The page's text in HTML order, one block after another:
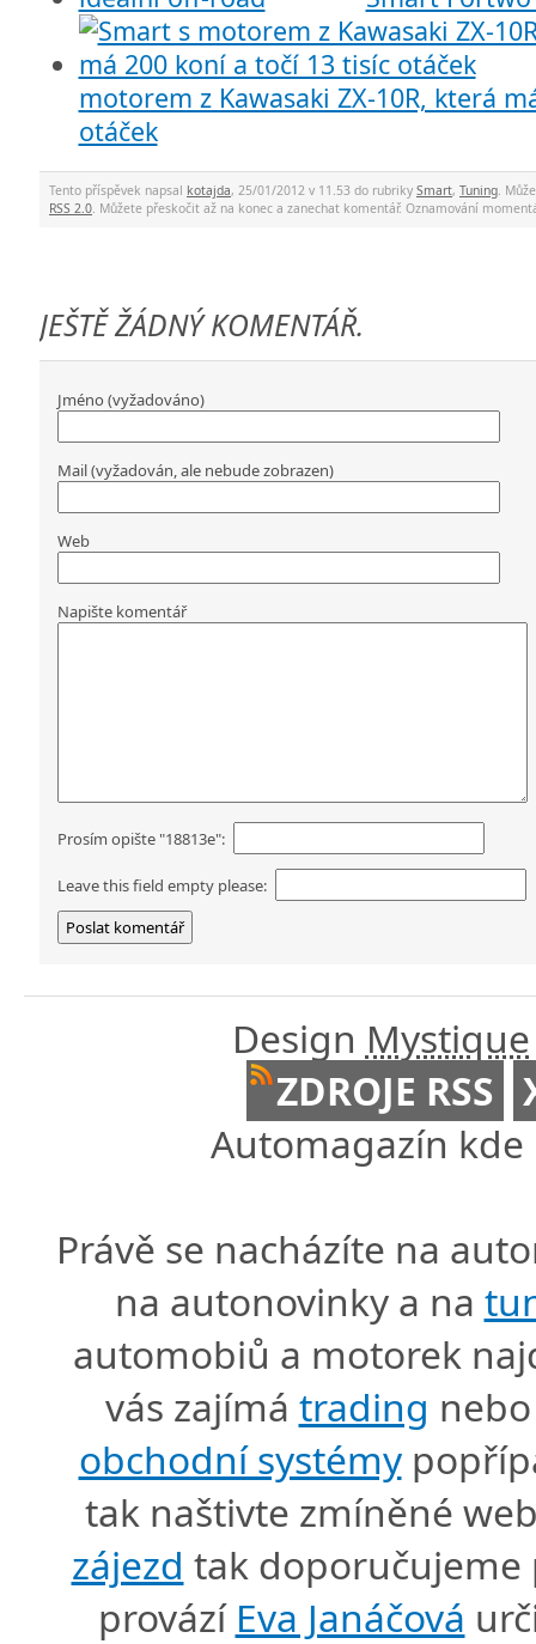
motorem z Kawasaki ZX-10R, která
otáček
Tento příspěvek napsal kotajda, 25/01/2012 v 11.53 do rubriky Smart, Tuning.
RSS 2.0. Můžete přeskočit až na konec a zanechat komentář. Oznamování
JEŠTĚ ŽÁDNÝ KOMENTÁŘ.
Jméno (vyžadováno)
Mail (vyžadován, ale nebude zobrazen)
Web
Napište komentář
Prosím opište "18813e":
Leave this field empty please:
Design Mystique
ZDROJE RSS
Automagazín
Právě se nacházíte na
na autonovinky a na
automobiů a motorek
vás zajímá trading
obchodní systémy
tak naštivte zmíněné
zájezd tak doporučujeme
provází Eva Janáčová